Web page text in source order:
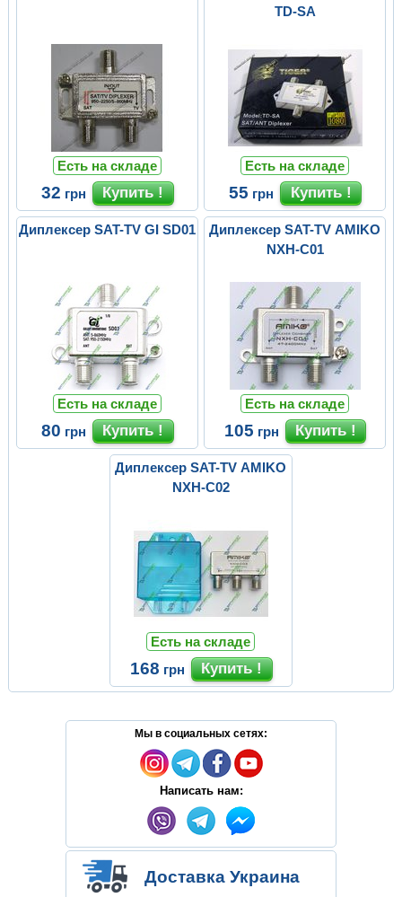
Есть на складе
32 грн
TD-SA
Есть на складе
55 грн
Диплексер SAT-TV GI SD01
Есть на складе
80 грн
Диплексер SAT-TV AMIKO
NXH-C01
Есть на складе
105 грн
Диплексер SAT-TV AMIKO
NXH-C02
Есть на складе
168 грн
Мы в социальных сетях:
Написать нам:
Доставка Украина